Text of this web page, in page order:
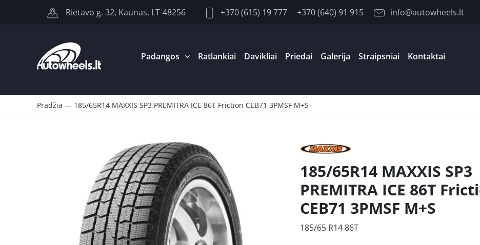
Rietavo g. 32, Kaunas, LT-48256 +370 (615) 19 777 +370 (640) 91 915 info@autowheels.lt
Padangos Ratlankiai Davikliai Priedai Galerija Straipsniai Kontaktai
Pradžia — 185/65R14 MAXXIS SP3 PREMITRA ICE 86T Friction CEB71 3PMSF M+S
185/65R14 MAXXIS SP3
PREMITRA ICE 86T
CEB71 3PMSF M+S
185/65 R14 86T